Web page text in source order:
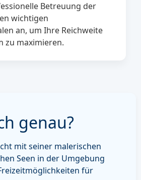
Betreuung der
wichtigen
an, um Ihre Reichweite
zu maximieren.
genau?
mit seiner malerischen
Seen in der Umgebung
für